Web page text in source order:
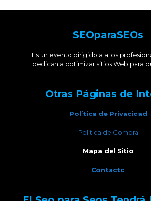
SEOparaSEOs
Es un evento dirigido a a los
dedican a optimizar sitios Web para
Otras Páginas de
Política de Privacidad
Política de Compra
Mapa del Sitio
Contacto